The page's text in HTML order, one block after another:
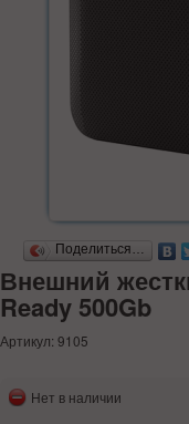
Поделиться…
Внешний
Ready 500Gb
Артикул: 9105
Нет в наличии